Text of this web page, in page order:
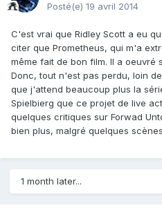
Posté(e) 19 avril 2014
C'est vrai que Ridley Scott a eu
citer que Prometheus, qui m'a
même fait de bon film. Il a oeuvré
Donc, tout n'est pas perdu, loin
que j'attend beaucoup plus la
Spielbierg que ce projet de live
quelques critiques sur Forwad
bien plus, malgré quelques
1 month later...